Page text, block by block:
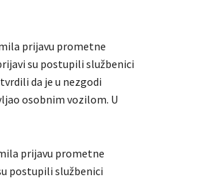
prijavu prometne
su postupili službenici
da je u nezgodi
osobnim vozilom. U
prijavu prometne
postupili službenici